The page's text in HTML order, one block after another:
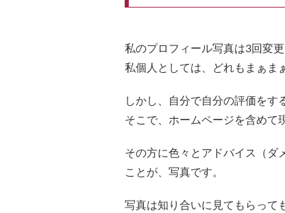
私のプロフィール写真は3回変更
私個人としては、どれもまぁま
しかし、自分で自分の評価をす
そこで、ホームページを含めて
その方に色々とアドバイス（ダ
ことが、写真です。
写真は知り合いに見てもらって